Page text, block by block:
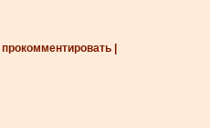
| прокомментировать |